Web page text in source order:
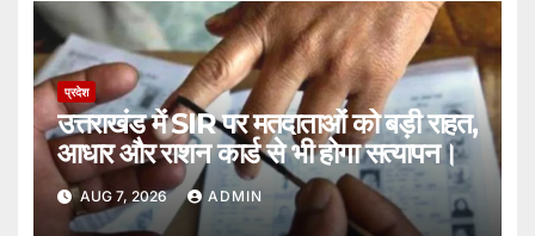
प्रदेश
उत्तराखंड में SIR पर मतदाताओं को बड़ी राहत,
आधार और राशन कार्ड से भी होगा सत्यापन।
AUG 7, 2026 ADMIN